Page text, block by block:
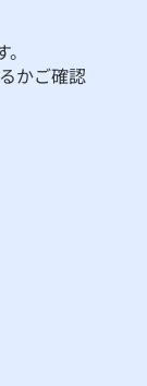
かご確認